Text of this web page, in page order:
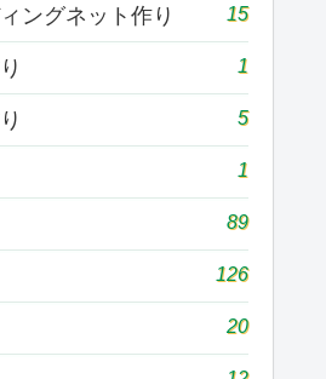
ングネット作り 15
1
5
1
89
126
20